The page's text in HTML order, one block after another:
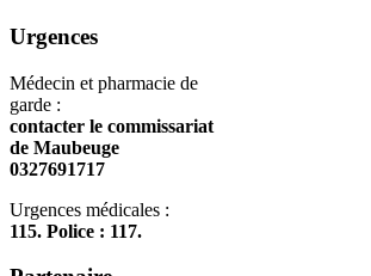
Urgences
Médecin et pharmacie de
garde :
contacter le commissariat
de Maubeuge
0327691717
Urgences médicales :
115. Police : 117.